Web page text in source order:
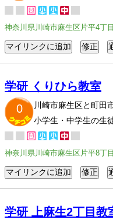
神奈川県川崎市麻生区片平4丁目
学研 くりひら教室
0
川崎市麻生区と町田
小学生・中学生の生
神奈川県川崎市麻生区片平8丁
学研 上麻生2丁目教